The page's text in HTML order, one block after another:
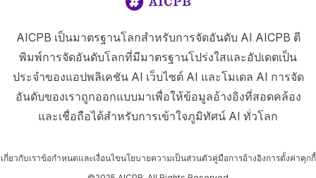
AICPB เป็นมาตรฐานโลกสำหรับการจัดอันดับ AI AICPB ตี
พิมพ์การจัดอันดับโลกที่มีมาตรฐานโปร่งใสและอัปเดตเป็น
ประจำของแอปพลิเคชัน AI เว็บไซต์ AI และโมเดล AI การจัด
อันดับของเราถูกออกแบบมาเพื่อให้ข้อมูลอ้างอิงที่สอดคล้อง
และเชื่อถือได้สำหรับการเข้าใจภูมิทัศน์ AI ทั่วโลก
เกี่ยวกับเราข้อกำหนดและเงื่อนไขนโยบายความเป็นส่วนตัวคู่มือการอ้างอิงการตั้งค่าคุกกี้